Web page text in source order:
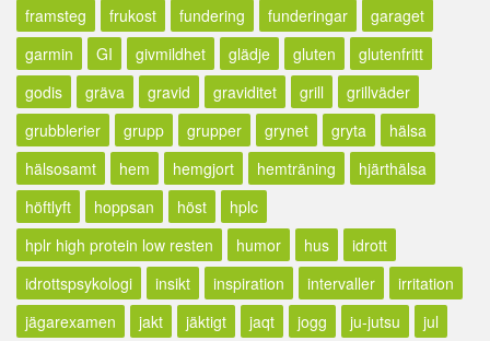
framsteg
frukost fundering funderingar
garaget
garmin
GI givmildhet glädje gluten
glutenfritt
godis
gräva gravid graviditet grill
grillväder
grubblerier
grupp grupper grynet gryta
hälsa
hälsosamt
hem hemgjort hemträning
hjärthälsa
höftlyft
hoppsan höst
hplc
hplr high protein low resten
humor hus
idrott
idrottspsykologi
insikt inspiration intervaller
irritation
jägarexamen
jakt jäktigt jaqt jogg ju-jutsu
jul